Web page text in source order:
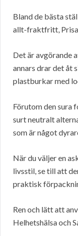
Bland de bästa
allt-fraktfritt,
Det är avgörande
annars drar det åt
plastburkar med
Förutom den sura
surt neutralt
som är något
När du väljer en
livsstil, se till att
praktisk
Ren och lätt att
Helhetshälsa och